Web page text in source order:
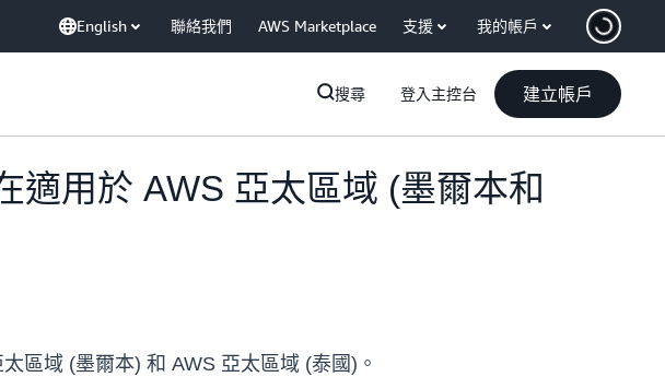
English 聯絡我們 AWS Marketplace 支援 我的帳戶
搜尋 登入主控台 建立帳戶
適用於 AWS 亞太區域 (墨爾本和
區域 (墨爾本) 和 AWS 亞太區域 (泰國)。